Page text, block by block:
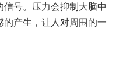
号。压力会抑制大脑中
产生，让人对周围的一